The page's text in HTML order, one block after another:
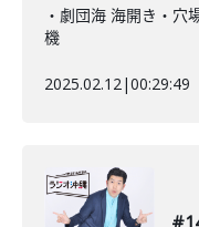
・劇団海 海開き・穴
機
2025.02.12|00:29:49